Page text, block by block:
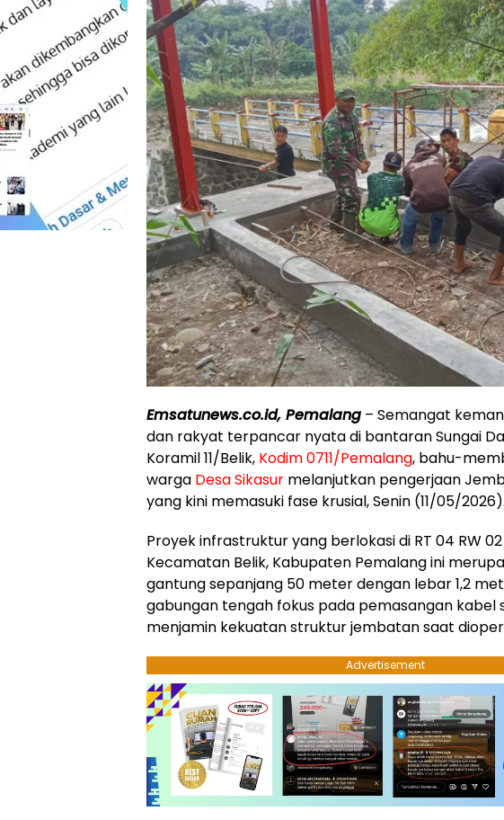
Emsatunews.co.id, Pemalang – Semangat
dan rakyat terpancar nyata di bantaran Sungai
Koramil 11/Belik, Kodim 0711/Pemalang, bahu-
warga Desa Sikasur melanjutkan pengerjaan
yang kini memasuki fase krusial, Senin (11/05/2026).
​Proyek infrastruktur yang berlokasi di RT 04 RW 02
Kecamatan Belik, Kabupaten Pemalang ini
gantung sepanjang 50 meter dengan lebar 1,2
gabungan tengah fokus pada pemasangan kabel
menjamin kekuatan struktur jembatan saat
Advertisement